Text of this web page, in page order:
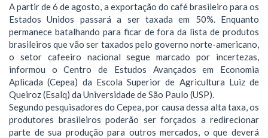
A partir de 6 de agosto, a exportação do café brasileiro para os
Estados Unidos passará a ser taxada em 50%. Enquanto
permanece batalhando para ficar de fora da lista de produtos
brasileiros que vão ser taxados pelo governo norte-americano,
o setor cafeeiro nacional segue marcado por incertezas,
informou o Centro de Estudos Avançados em Economia
Aplicada (Cepea) da Escola Superior de Agricultura Luiz de
Queiroz (Esalq) da Universidade de São Paulo (USP).
Segundo pesquisadores do Cepea, por causa dessa alta taxa, os
produtores brasileiros poderão ser forçados a redirecionar
parte de sua produção para outros mercados, o que deverá